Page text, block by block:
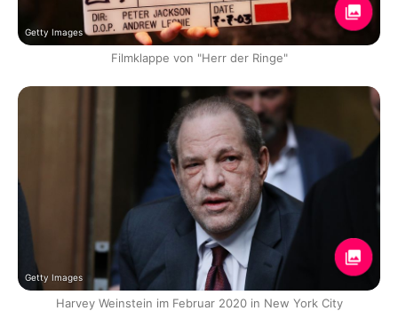
Getty Images
Filmklappe von "Herr der Ringe"
Getty Images
Harvey Weinstein im Februar 2020 in New York City